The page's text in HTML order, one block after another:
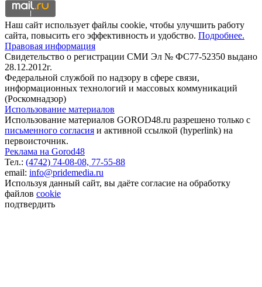
Наш сайт использует файлы cookie, чтобы улучшить работу
сайта, повысить его эффективность и удобство. Подробнее.
Правовая информация
Свидетельство о регистрации СМИ Эл № ФС77-52350 выдано
28.12.2012г.
Федеральной службой по надзору в сфере связи,
информационных технологий и массовых коммуникаций
(Роскомнадзор)
Использование материалов
Использование материалов GOROD48.ru разрешено только с
письменного согласия и активной ссылкой (hyperlink) на
первоисточник.
Реклама на Gorod48
Тел.: (4742) 74-08-08, 77-55-88
email: info@pridemedia.ru
Используя данный сайт, вы даёте согласие на обработку
файлов cookie
подтвердить